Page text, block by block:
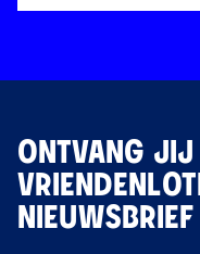
ONTVANG JIJ